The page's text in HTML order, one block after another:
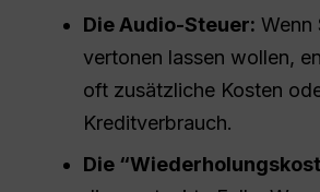
Die Audio-Steuer: Wenn
vertonen lassen wollen,
oft zusätzliche Kosten
Kreditverbrauch.
Die